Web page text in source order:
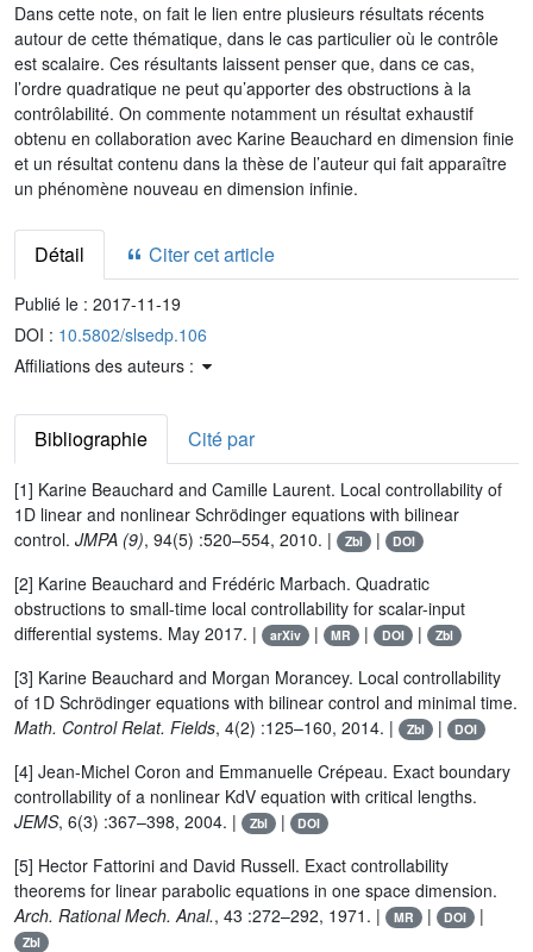
Dans cette note, on fait le lien entre plusieurs résultats récents
autour de cette thématique, dans le cas particulier où le contrôle
est scalaire. Ces résultants laissent penser que, dans ce cas,
l’ordre quadratique ne peut qu’apporter des obstructions à la
contrôlabilité. On commente notamment un résultat exhaustif
obtenu en collaboration avec Karine Beauchard en dimension finie
et un résultat contenu dans la thèse de l’auteur qui fait apparaître
un phénomène nouveau en dimension infinie.
Détail Citer cet article
Publié le : 2017-11-19
DOI : 10.5802/slsedp.106
Affiliations des auteurs :
Bibliographie Cité par
[1] Karine Beauchard and Camille Laurent. Local controllability of
1D linear and nonlinear Schrödinger equations with bilinear
control. JMPA (9), 94(5) :520–554, 2010. | Zbl | DOI
[2] Karine Beauchard and Frédéric Marbach. Quadratic
obstructions to small-time local controllability for scalar-input
differential systems. May 2017. |
arXiv | MR | DOI | Zbl
[3] Karine Beauchard and Morgan Morancey. Local controllability
of 1D Schrödinger equations with bilinear control and minimal time.
Math. Control Relat. Fields, 4(2) :125–160, 2014. | Zbl | DOI
[4] Jean-Michel Coron and Emmanuelle Crépeau. Exact boundary
controllability of a nonlinear KdV equation with critical lengths.
JEMS, 6(3) :367–398, 2004. | Zbl | DOI
[5] Hector Fattorini and David Russell. Exact controllability
theorems for linear parabolic equations in one space dimension.
Arch. Rational Mech. Anal., 43 :272–292, 1971. | MR | DOI |
Zbl